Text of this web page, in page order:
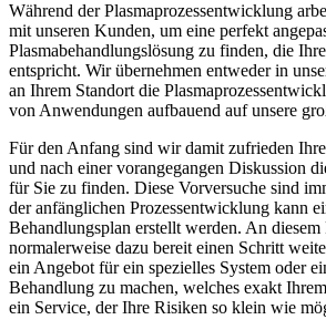
Während der Plasmaprozessentwicklung
mit unseren Kunden, um eine perfekt
Plasmabehandlungslösung zu finden, die
entspricht. Wir übernehmen entweder in
an Ihrem Standort die
von Anwendungen aufbauend auf unsere
Für den Anfang sind wir damit zufrieden
und nach einer vorangegangen Diskussion
für Sie zu finden. Diese Vorversuche sind
der anfänglichen Prozessentwicklung kann
Behandlungsplan erstellt werden. An
normalerweise dazu bereit einen Schritt
ein Angebot für ein spezielles System oder
Behandlung zu machen, welches exakt
ein Service, der Ihre Risiken so klein wie